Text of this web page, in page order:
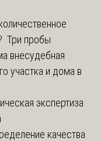
Три пробы
внесудебная
участка и дома в
экспертиза
качества